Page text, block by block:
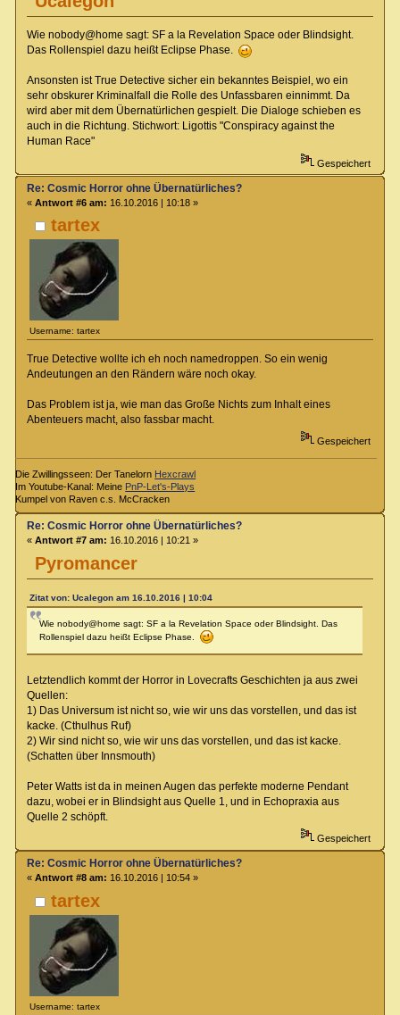
Wie nobody@home sagt: SF a la Revelation Space oder Blindsight.
Das Rollenspiel dazu heißt Eclipse Phase.
Ansonsten ist True Detective sicher ein bekanntes Beispiel, wo ein
sehr obskurer Kriminalfall die Rolle des Unfassbaren einnimmt. Da
wird aber mit dem Übernatürlichen gespielt. Die Dialoge schieben es
auch in die Richtung. Stichwort: Ligottis "Conspiracy against the
Human Race"
Gespeichert
tartex
Username: tartex
Re: Cosmic Horror ohne Übernatürliches?
« Antwort #6 am: 16.10.2016 | 10:18 »
True Detective wollte ich eh noch namedroppen. So ein wenig
Andeutungen an den Rändern wäre noch okay.
Das Problem ist ja, wie man das Große Nichts zum Inhalt eines
Abenteuers macht, also fassbar macht.
Gespeichert
Die Zwillingsseen: Der Tanelorn Hexcrawl
Im Youtube-Kanal: Meine PnP-Let's-Plays
Kumpel von Raven c.s. McCracken
Pyromancer
Re: Cosmic Horror ohne Übernatürliches?
« Antwort #7 am: 16.10.2016 | 10:21 »
Zitat von: Ucalegon am 16.10.2016 | 10:04
Wie nobody@home sagt: SF a la Revelation Space oder Blindsight. Das
Rollenspiel dazu heißt Eclipse Phase.
Letztendlich kommt der Horror in Lovecrafts Geschichten ja aus zwei
Quellen:
1) Das Universum ist nicht so, wie wir uns das vorstellen, und das ist
kacke. (Cthulhus Ruf)
2) Wir sind nicht so, wie wir uns das vorstellen, und das ist kacke.
(Schatten über Innsmouth)
Peter Watts ist da in meinen Augen das perfekte moderne Pendant
dazu, wobei er in Blindsight aus Quelle 1, und in Echopraxia aus
Quelle 2 schöpft.
Gespeichert
tartex
Username: tartex
Re: Cosmic Horror ohne Übernatürliches?
« Antwort #8 am: 16.10.2016 | 10:54 »